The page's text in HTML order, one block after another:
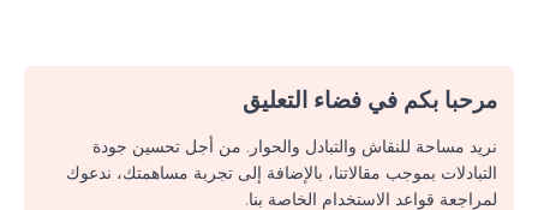
مرحبا بكم في فضاء التعليق
نريد مساحة للنقاش والتبادل والحوار. من أجل تحسين جودة
التبادلات بموجب مقالاتنا، بالإضافة إلى تجربة مساهمتك، ندعوك
لمراجعة قواعد الاستخدام الخاصة بنا.